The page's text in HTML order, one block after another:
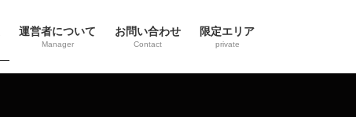
運営者について
Manager
お問い合わせ
Contact
限定エリア
private